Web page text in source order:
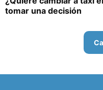
tomar una decisión